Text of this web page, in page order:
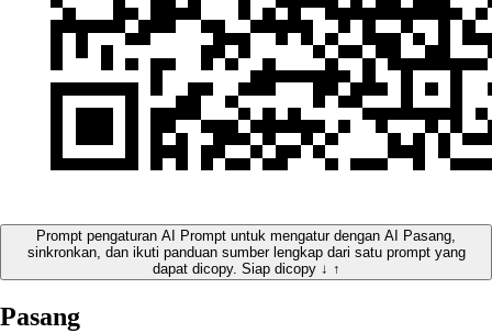
Prompt pengaturan AI Prompt untuk mengatur dengan AI
Pasang,
sinkronkan, dan ikuti panduan sumber lengkap dari satu prompt yang
dapat dicopy. Siap dicopy ↓ ↑
Pasang